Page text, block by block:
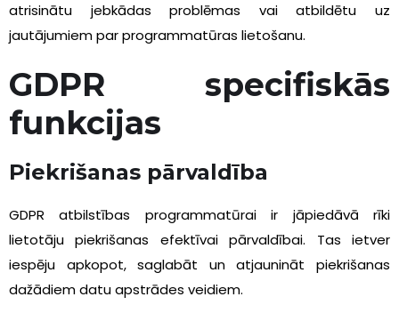
atrisinātu jebkādas problēmas vai atbildētu uz
jautājumiem par programmatūras lietošanu.
GDPR specifiskās
funkcijas
Piekrišanas pārvaldība
GDPR atbilstības programmatūrai ir jāpiedāvā rīki
lietotāju piekrišanas efektīvai pārvaldībai. Tas ietver
iespēju apkopot, saglabāt un atjaunināt piekrišanas
dažādiem datu apstrādes veidiem.